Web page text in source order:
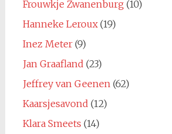
Frouwkje Zwanenburg (10)
Hanneke Leroux(19)
Inez Meter(9)
Jan Graafland (23)
Jeffrey van Geenen (62)
Kaarsjesavond (12)
Klara Smeets (14)